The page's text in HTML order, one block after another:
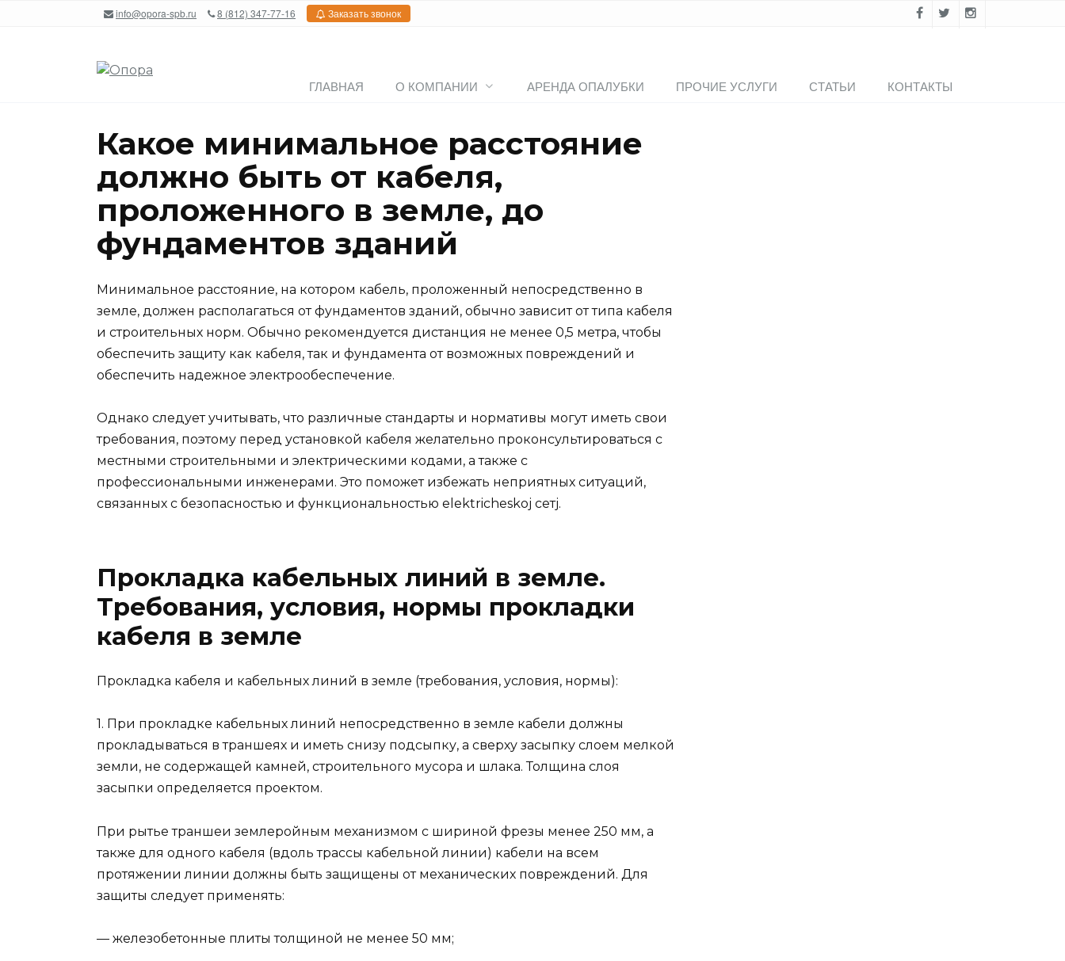
info@opora-spb.ru 8 (812) 347-77-16 Заказать звонок
ГЛАВНАЯ О КОМПАНИИ АРЕНДА ОПАЛУБКИ ПРОЧИЕ УСЛУГИ СТАТЬИ КОНТАКТЫ
Какое минимальное расстояние
должно быть от кабеля,
проложенного в земле, до
фундаментов зданий
Минимальное расстояние, на котором кабель, проложенный непосредственно в
земле, должен располагаться от фундаментов зданий, обычно зависит от типа кабеля
и строительных норм. Обычно рекомендуется дистанция не менее 0,5 метра, чтобы
обеспечить защиту как кабеля, так и фундамента от возможных повреждений и
обеспечить надежное электрообеспечение.
Однако следует учитывать, что различные стандарты и нормативы могут иметь свои
требования, поэтому перед установкой кабеля желательно проконсультироваться с
местными строительными и электрическими кодами, а также с
профессиональными инженерами. Это поможет избежать неприятных ситуаций,
связанных с безопасностью и функциональностью elektricheskoj сетj.
Прокладка кабельных линий в земле.
Требования, условия, нормы прокладки
кабеля в земле
Прокладка кабеля и кабельных линий в земле (требования, условия, нормы):
1. При прокладке кабельных линий непосредственно в земле кабели должны
прокладываться в траншеях и иметь снизу подсыпку, а сверху засыпку слоем мелкой
земли, не содержащей камней, строительного мусора и шлака. Толщина слоя
засыпки определяется проектом.
При рытье траншеи землеройным механизмом с шириной фрезы менее 250 мм, а
также для одного кабеля (вдоль трассы кабельной линии) кабели на всем
протяжении линии должны быть защищены от механических повреждений. Для
защиты следует применять:
— железобетонные плиты толщиной не менее 50 мм;